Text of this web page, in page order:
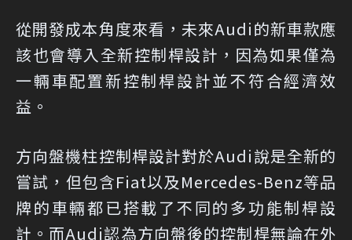
從開發成本角度來看，未來Audi的新車款應
該也會導入全新控制桿設計，因為如果僅為
一輛車配置新控制桿設計並不符合經濟效
益。
方向盤機柱控制桿設計對於Audi說是全新的
嘗試，但包含Fiat以及Mercedes-Benz等品
牌的車輛都已搭載了不同的多功能制桿設
計。而Audi認為方向盤後的控制桿無論在外